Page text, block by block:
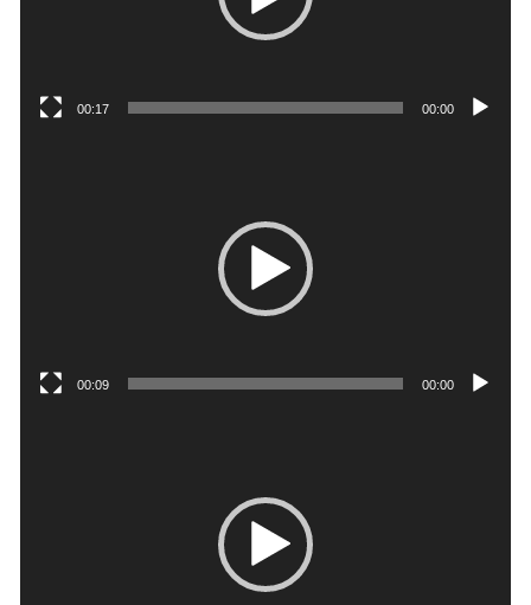
00:00
00:17
00:00
00:09